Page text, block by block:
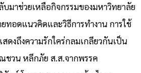
มาช่วยเหลือกิจกรรมของมหาวิทยาลัย
ยทอดแนวคิดและวิธีการทำงาน การใช้
งถึงความรักใคร่กลมเกลียวกันเป็น
ชวน หลีกภัย ส.ส.จากพรรค